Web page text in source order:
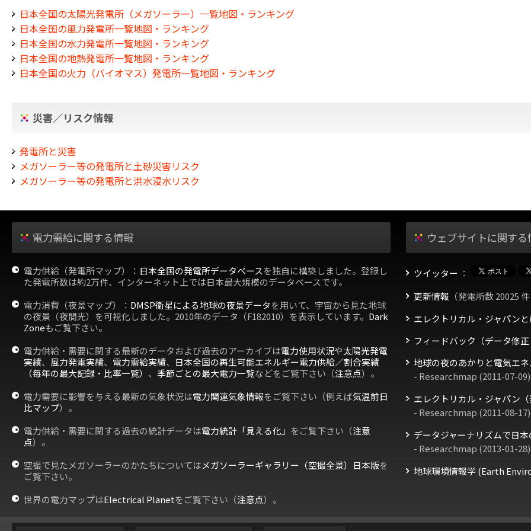
日本全国の太陽光発電所（メガソーラー）一覧地図・ランキング
日本全国の風力発電所一覧地図・ランキング
日本全国の水力発電所一覧地図・ランキング
日本全国の地熱発電所一覧地図・ランキング
日本全国の火力（バイオマス）発電所一覧地図・ランキング
災害／リスク情報
発電所と災害
メガソーラー等の発電所と土砂災害リスク
メガソーラー等の発電所と洪水浸水リスク
電力需給に関する情報
電力供給（発電所マップ）： 日本全国の発電所データベースを独自に構築しました。登録し
た発電所数は約2万件、インターネット上では日本最大規模のデータベースです。
電力消費（夜景マップ）： DMSP衛星による地球の夜景データを用いて、宇宙から見た地球
の夜景（夜間光）を可視化しました。2010年のデータ（F182010）を表示しています。 Dark
Zoneもご覧下さい。
電力供給・需要に関する最新のデータおよび過去のアーカイブは電力使用状況や太陽光発電
実績、 風力発電実績、 電力需給実績、 日本全国の再生可能エネルギー電力供給／割合実績
（毎年の最大記録・比率一覧） 、 季節ごとの最大電力一覧などをご覧下さい（注意点）。
電力需要に影響を与える最新の気象状況は電力関連気象情報をご覧下さい（例えば気温前日
比マップ）。
電力供給・需要に関する過去の統計データは電力統計「見える化」 をご覧下さい（注意
点）。
空撮で見たメガソーラーのかたちについてはメガソーラーギャラリー（空撮全景）日本版を
ご覧下さい。
世界の電力マップはElectrical Planetをご覧下さい（注意点）。
ウェブサイトに関する
ツイッター ：
更新情報 （発電所数 20025
エレクトリカル・ジャパン
フィードバック（データ修
地球の夜のあかりと電気エ
- Researchmap (2011-07-09)
エレクトリカル・ジャパン
- Researchmap (2011-08-17)
データジャーナリズムで日
- Researchmap (2013-01-28)
地球環境情報学 (Earth